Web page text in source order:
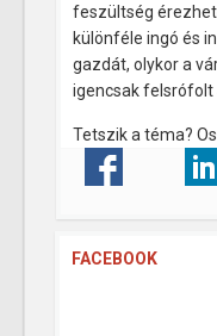
feszültség
különféle ingó és
gazdát, olykor a
igencsak felsrófolt
Tetszik a téma?
FACEBOOK